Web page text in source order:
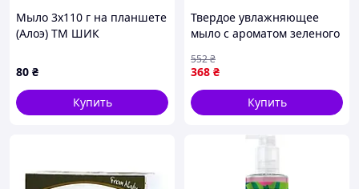
Мыло 3х110 г на планшете
(Алоэ) ТМ ШИК
80 ₴
Купить
Твердое увлажняющее
мыло с ароматом зеленого
ухода 3 по 115 г FLAME
368 ₴
552₴
Купить